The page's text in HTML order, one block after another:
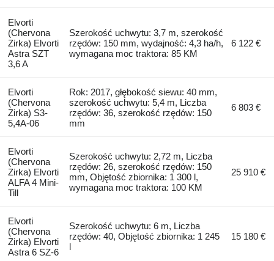
Elvorti
(Chervona
Zirka) Elvorti
Astra SZT
3,6 A
Szerokość uchwytu: 3,7 m, szerokość
rzędów: 150 mm, wydajność: 4,3 ha/h,
wymagana moc traktora: 85 KM
6 122 €
Elvorti
(Chervona
Zirka) S3-
5,4A-06
Rok: 2017, głębokość siewu: 40 mm,
szerokość uchwytu: 5,4 m, Liczba
rzędów: 36, szerokość rzędów: 150
mm
6 803 €
Elvorti
(Chervona
Zirka) Elvorti
ALFA 4 Mini-
Till
Szerokość uchwytu: 2,72 m, Liczba
rzędów: 26, szerokość rzędów: 150
mm, Objętość zbiornika: 1 300 l,
wymagana moc traktora: 100 KM
25 910 €
Elvorti
(Chervona
Zirka) Elvorti
Astra 6 SZ-6
Szerokość uchwytu: 6 m, Liczba
rzędów: 40, Objętość zbiornika: 1 245
l
15 180 €